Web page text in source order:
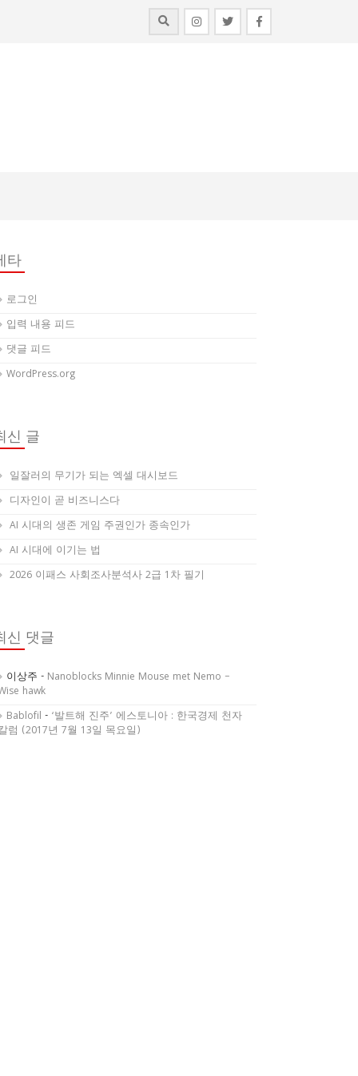
타
로그인
입력 내용 피드
댓글 피드
WordPress.org
신 글
일잘러의 무기가 되는 엑셀 대시보드
디자인이 곧 비즈니스다
AI 시대의 생존 게임 주권인가 종속인가
AI 시대에 이기는 법
2026 이패스 사회조사분석사 2급 1차 필기
신 댓글
이상주 - Nanoblocks Minnie Mouse met Nemo –
hawk
Bablofil - ‘발트해 진주’ 에스토니아 : 한국경제 천자
럼 (2017년 7월 13일 목요일)